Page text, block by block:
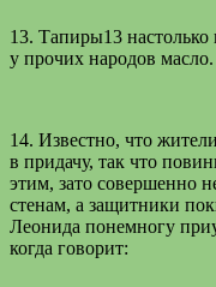
13. Тапиры13
у прочих народов масло.
14. Известно, что
в придачу, так что
этим, зато совершенно
стенам, а защитники
Леонида понемногу
когда говорит: